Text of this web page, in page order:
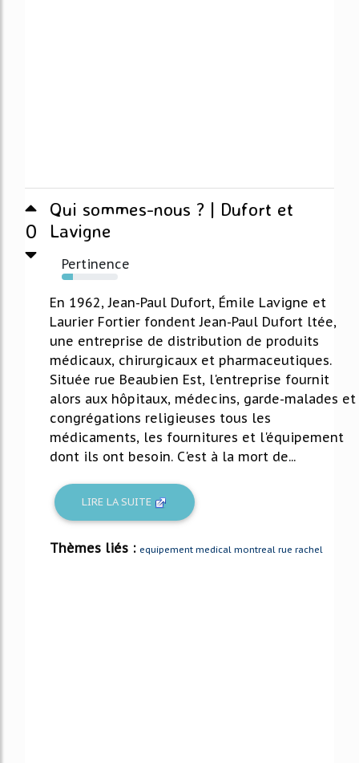
0
Qui sommes-nous ? | Dufort et
Lavigne
Pertinence
20%
En 1962, Jean-Paul Dufort, Émile Lavigne et
Laurier Fortier fondent Jean-Paul Dufort ltée,
une entreprise de distribution de produits
médicaux, chirurgicaux et pharmaceutiques.
Située rue Beaubien Est, l'entreprise fournit
alors aux hôpitaux, médecins, garde-malades et
congrégations religieuses tous les
médicaments, les fournitures et l'équipement
dont ils ont besoin. C'est à la mort de...
LIRE LA SUITE
Thèmes liés : equipement medical montreal rue rachel